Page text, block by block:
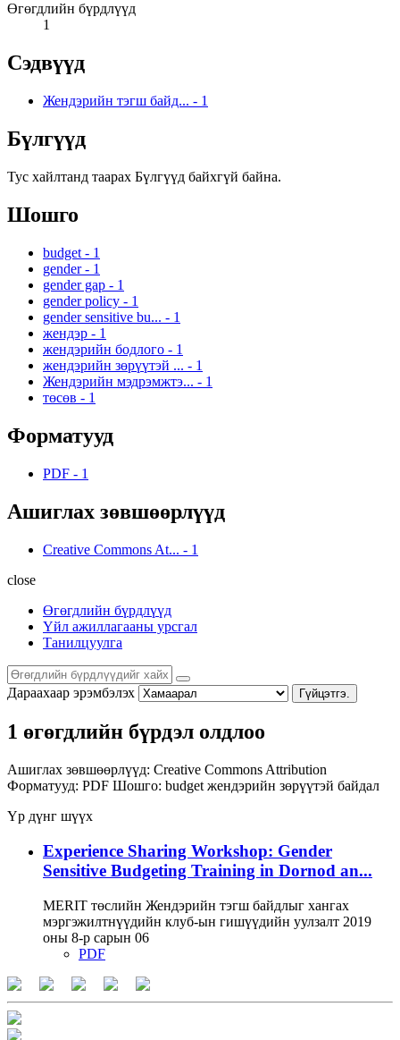
Өгөгдлийн бүрдлүүд
1
Сэдвүүд
Жендэрийн тэгш байд... - 1
Бүлгүүд
Тус хайлтанд таарах Бүлгүүд байхгүй байна.
Шошго
budget - 1
gender - 1
gender gap - 1
gender policy - 1
gender sensitive bu... - 1
жендэр - 1
жендэрийн бодлого - 1
жендэрийн зөрүүтэй ... - 1
Жендэрийн мэдрэмжтэ... - 1
төсөв - 1
Форматууд
PDF - 1
Ашиглах зөвшөөрлүүд
Creative Commons At... - 1
close
Өгөгдлийн бүрдлүүд
Үйл ажиллагааны урсгал
Танилцуулга
Дараахаар эрэмбэлэх Гүйцэтгэ.
1 өгөгдлийн бүрдэл олдлоо
Ашиглах зөвшөөрлүүд: Creative Commons Attribution
Форматууд: PDF Шошго: budget жендэрийн зөрүүтэй байдал
Үр дүнг шүүх
Experience Sharing Workshop: Gender
Sensitive Budgeting Training in Dornod an...
MERIT төслийн Жендэрийн тэгш байдлыг хангах
мэргэжилтнүүдийн клуб-ын гишүүдийн уулзалт 2019
оны 8-р сарын 06
PDF